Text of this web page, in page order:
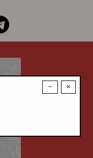
×
−